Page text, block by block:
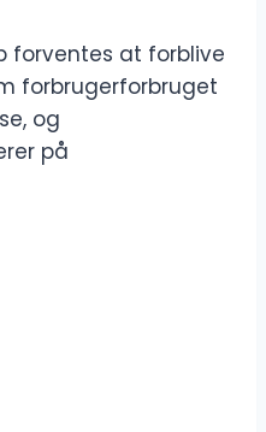
forventes at forblive
forbrugerforbruget
og
på